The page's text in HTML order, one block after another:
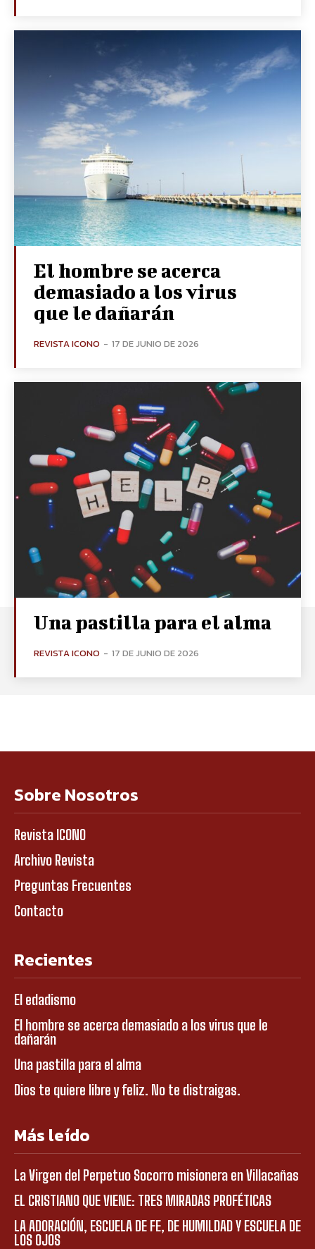
El hombre se acerca
demasiado a los virus
que le dañarán
REVISTA ICONO - 17 DE JUNIO DE 2026
Una pastilla para el alma
REVISTA ICONO - 17 DE JUNIO DE 2026
Sobre Nosotros
Revista ICONO
Archivo Revista
Preguntas Frecuentes
Contacto
Recientes
El edadismo
El hombre se acerca demasiado a los virus que le
dañarán
Una pastilla para el alma
Dios te quiere libre y feliz. No te distraigas.
Más leído
La Virgen del Perpetuo Socorro misionera en Villacañas
EL CRISTIANO QUE VIENE: TRES MIRADAS PROFÉTICAS
LA ADORACIÓN, ESCUELA DE FE, DE HUMILDAD Y ESCUELA DE
LOS OJOS